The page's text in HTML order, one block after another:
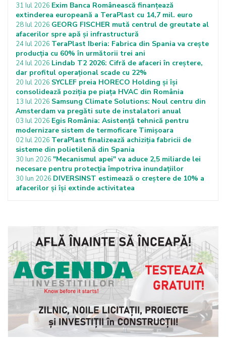
31 Iul 2026 Exim Banca Românească finanțează
extinderea europeană a TeraPlast cu 14,7 mil. euro
28 Iul 2026 GEORG FISCHER mută centrul de greutate al
afacerilor spre apă și infrastructură
24 Iul 2026 TeraPlast Iberia: Fabrica din Spania va crește
producția cu 60% în următorii trei ani
24 Iul 2026 Lindab T2 2026: Cifră de afaceri în creștere,
dar profitul operațional scade cu 22%
20 Iul 2026 SYCLEF preia HORECO Holding și își
consolidează poziția pe piața HVAC din România
13 Iul 2026 Samsung Climate Solutions: Noul centru din
Amsterdam va pregăti sute de instalatori anual
03 Iul 2026 Egis România: Asistență tehnică pentru
modernizare sistem de termoficare Timișoara
02 Iul 2026 TeraPlast finalizează achiziția fabricii de
sisteme din polietilenă din Spania
30 Iun 2026 "Mecanismul apei" va aduce 2,5 miliarde lei
necesare pentru protecţia împotriva inundaţiilor
30 Iun 2026 DIVERSINST estimează o creștere de 10% a
afacerilor și își extinde activitatea